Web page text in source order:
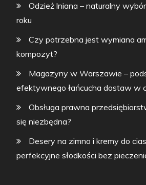
Odzież lniana – naturalny
roku
Czy potrzebna jest wymiana
kompozyt?
Magazyny w Warszawie –
efektywnego łańcucha dostaw w
Obsługa prawna
się niezbędna?
Desery na zimno i kremy do
perfekcyjne słodkości bez